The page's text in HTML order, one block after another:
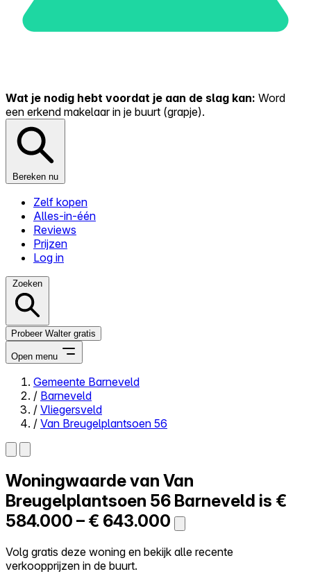
Wat je nodig hebt voordat je aan de slag kan: Word
een erkend makelaar in je buurt (grapje).
Bereken nu
Zelf kopen
Alles-in-één
Reviews
Prijzen
Log in
Zoeken
Probeer Walter gratis
Open menu
Close menu
Zelf kopen
Alles-in-één
Reviews
Prijzen
Log in
Probeer Walter gratis
Gemeente Barneveld
/ Barneveld
/ Vliegersveld
/ Van Breugelplantsoen 56
Woningwaarde van Van
Breugelplantsoen 56 Barneveld is €
584.000 – € 643.000
Volg gratis deze woning en bekijk alle recente
verkoopprijzen in de buurt.